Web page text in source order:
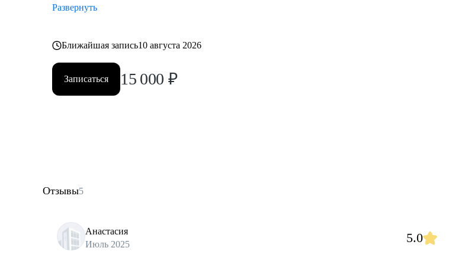
Развернуть
Ближайшая запись10 августа 2026
Записаться 15 000 ₽
Отзывы5
Анастасия
Июль 2025
5.0